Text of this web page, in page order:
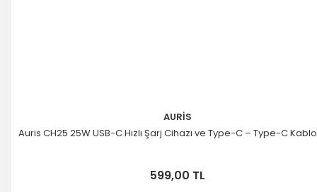
AURİS
Auris CH25 25W USB-C Hızlı Şarj Cihazı ve Type-C – Type-C
599,00 TL